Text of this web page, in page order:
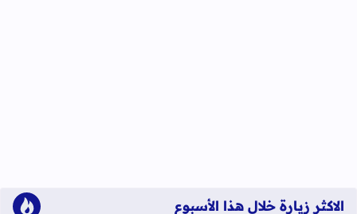
الاكثر زيارة خلال هذا الأسبوع